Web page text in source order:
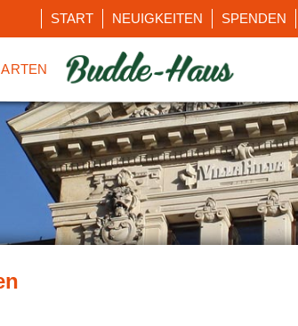
START NEUIGKEITEN SPENDEN